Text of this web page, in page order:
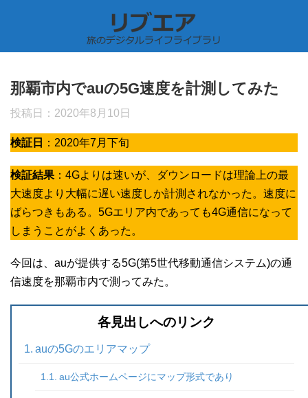
那覇市内でauの5G速度を計測してみた
投稿日： 2020年8月10日
検証日 ：2020年7月下旬
検証結果 ：4Gよりは速いが、ダウンロードは理論上の最
大速度より大幅に遅い速度しか計測されなかった。速度に
ばらつきもある。5Gエリア内であっても4G通信になって
しまうことがよくあった。
今回は、auが提供する5G(第5世代移動通信システム)の通
信速度を那覇市内で測ってみた。
各見出しへのリンク
auの5Gのエリアマップ
au公式ホームページにマップ形式であり